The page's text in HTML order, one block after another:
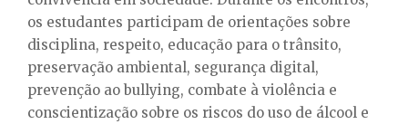
os estudantes participam de orientações sobre
disciplina, respeito, educação para o trânsito,
preservação ambiental, segurança digital,
prevenção ao bullying, combate à violência e
conscientização sobre os riscos do uso de álcool e